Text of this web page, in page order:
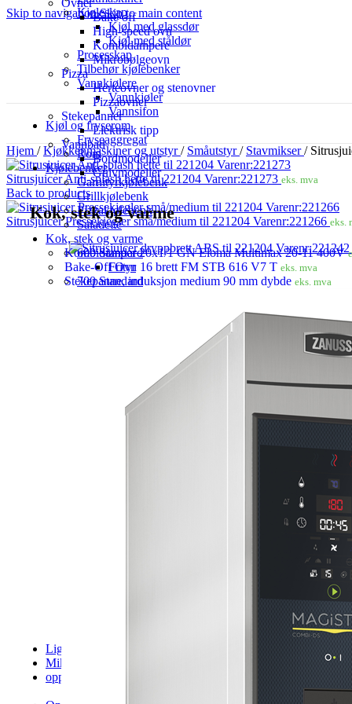
Skip to navigationSkip to main content
Kjøleskap
Kjøl med glassdør
Kjøl med ståldør
Prosesskap
Tilbehør kjølebenker
Vannkjølere
Vannkjøler
Vannsifon
Kjøl og fryserom
Fryseaggregat
Rom
Kjølebenker
Garnityrkjølebenk
Grillkjølebenk
Pizzakjølebenk
Saladette
Kok, stek og varme
600 Standard
Frityr
700 Standard
Lavasteingrill
Pressgriller
Lighting
Miksere og eltemaskiner
oppvask
Bake off
High-speed ovn
Kombidampere
Mikrobølgeovn
Pizza
Herteovner og stenovner
Pizzaovner
Stekepanner
Elektrisk tipp
Vannbad
Bordmodeller
Gulvmodeller
Kok, stek og varme
Kombidamper 20x1/1 GN Eloma Multimax 20-11 400V
Bake-Off Ovn 16 brett FM STB 616 V7 T eks. mva
Stekepanne, induksjon medium 90 mm dybde eks. mva
Hjem / Kjøkkenmaskiner og utstyr/ Småutstyr/ Stavmikser/
Sitrusjuicer Anti-splash hette til 221204 Varenr:221273 eks. mva
Back to products
Sitrusjuicer Pressekjegler små/medium til 221204 Varenr:221266 eks.